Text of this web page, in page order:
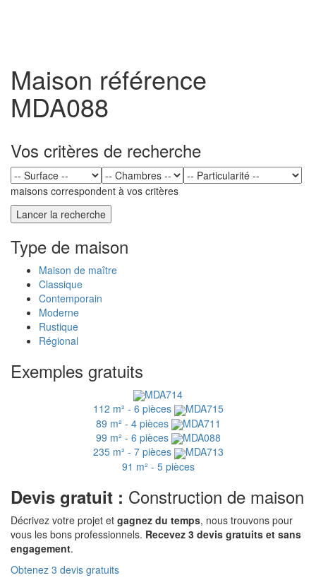
Maison référence
MDA088
Vos critères de recherche
maisons correspondent à vos critères
Type de maison
Maison de maître
Classique
Contemporain
Moderne
Rustique
Régional
Exemples gratuits
MDA714
112 m² - 6 pièces
MDA715
89 m² - 4 pièces
MDA711
99 m² - 6 pièces
MDA088
235 m² - 7 pièces
MDA713
91 m² - 5 pièces
Devis gratuit : Construction de maison
Décrivez votre projet et gagnez du temps, nous trouvons pour
vous les bons professionnels. Recevez 3 devis gratuits et sans
engagement.
Obtenez 3 devis gratuits